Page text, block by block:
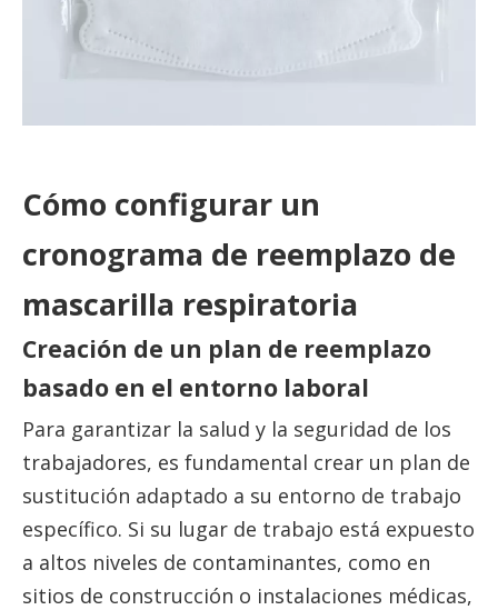
Cómo configurar un
cronograma de reemplazo de
mascarilla respiratoria
Creación de un plan de reemplazo
basado en el entorno laboral
Para garantizar la salud y la seguridad de los
trabajadores, es fundamental crear un plan de
sustitución adaptado a su entorno de trabajo
específico. Si su lugar de trabajo está expuesto
a altos niveles de contaminantes, como en
sitios de construcción o instalaciones médicas,